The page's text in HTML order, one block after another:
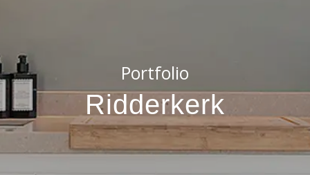
Portfolio
Ridderkerk